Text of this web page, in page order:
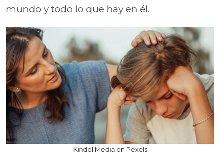
mundo y todo lo que hay en él.
Kindel Media on Pexels